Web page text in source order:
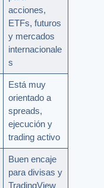
acciones,
ETFs, futuros
y mercados
internacionale
s
Está muy
orientado a
spreads,
ejecución y
trading activo
Buen encaje
para divisas y
TradingView